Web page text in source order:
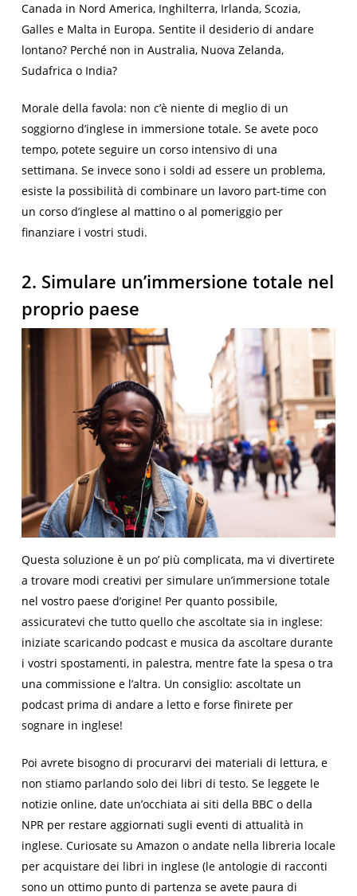
Canada in Nord America, Inghilterra, Irlanda, Scozia,
Galles e Malta in Europa. Sentite il desiderio di andare
lontano? Perché non in Australia, Nuova Zelanda,
Sudafrica o India?
Morale della favola: non c’è niente di meglio di un
soggiorno d’inglese in immersione totale. Se avete poco
tempo, potete seguire un corso intensivo di una
settimana. Se invece sono i soldi ad essere un problema,
esiste la possibilità di combinare un lavoro part-time con
un corso d’inglese al mattino o al pomeriggio per
finanziare i vostri studi.
2. Simulare un’immersione totale nel
proprio paese
Questa soluzione è un po’ più complicata, ma vi divertirete
a trovare modi creativi per simulare un’immersione totale
nel vostro paese d’origine! Per quanto possibile,
assicuratevi che tutto quello che ascoltate sia in inglese:
iniziate scaricando podcast e musica da ascoltare durante
i vostri spostamenti, in palestra, mentre fate la spesa o tra
una commissione e l’altra. Un consiglio: ascoltate un
podcast prima di andare a letto e forse finirete per
sognare in inglese!
Poi avrete bisogno di procurarvi dei materiali di lettura, e
non stiamo parlando solo dei libri di testo. Se leggete le
notizie online, date un’occhiata ai siti della BBC o della
NPR per restare aggiornati sugli eventi di attualità in
inglese. Curiosate su Amazon o andate nella libreria locale
per acquistare dei libri in inglese (le antologie di racconti
sono un ottimo punto di partenza se avete paura di